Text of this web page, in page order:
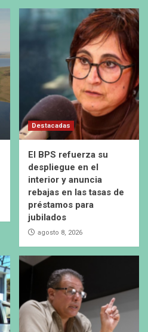
Destacadas
El BPS refuerza su
despliegue en el
interior y anuncia
rebajas en las tasas de
préstamos para
jubilados
agosto 8, 2026